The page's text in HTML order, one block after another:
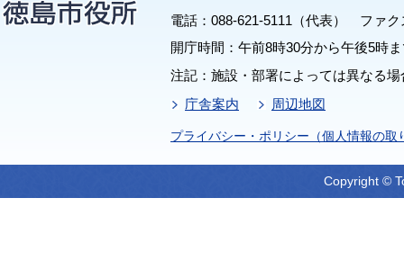
電話：088-621-5111（代表） ファク
開庁時間：午前8時30分から午後5時
注記：施設・部署によっては異なる
庁舎案内
周辺地図
プライバシー・ポリシー（個人情報の取
Copyright ©